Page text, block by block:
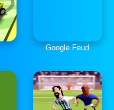
Google Feud